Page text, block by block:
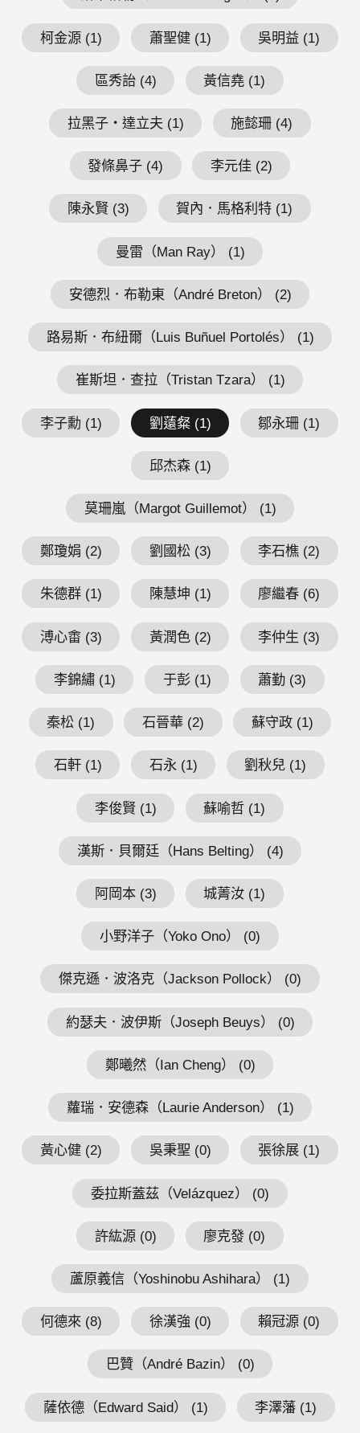
柯金源 (1) 蕭聖健 (1) 吳明益 (1)
區秀詒 (4) 黃信堯 (1)
拉黑子・達立夫 (1) 施懿珊 (4)
發條鼻子 (4) 李元佳 (2)
陳永賢 (3) 賀內．馬格利特 (1)
曼雷（Man Ray） (1)
安德烈．布勒東（André Breton） (2)
路易斯．布紐爾（Luis Buñuel Portolés） (1)
崔斯坦．查拉（Tristan Tzara） (1)
李子勳 (1) 劉薳粲 (1) 鄒永珊 (1)
邱杰森 (1)
莫珊嵐（Margot Guillemot） (1)
鄭瓊娟 (2) 劉國松 (3) 李石樵 (2)
朱德群 (1) 陳慧坤 (1) 廖繼春 (6)
溥心畬 (3) 黃潤色 (2) 李仲生 (3)
李錦繡 (1) 于彭 (1) 蕭勤 (3)
秦松 (1) 石晉華 (2) 蘇守政 (1)
石軒 (1) 石永 (1) 劉秋兒 (1)
李俊賢 (1) 蘇喻哲 (1)
漢斯．貝爾廷（Hans Belting） (4)
阿岡本 (3) 城菁汝 (1)
小野洋子（Yoko Ono） (0)
傑克遜．波洛克（Jackson Pollock） (0)
約瑟夫．波伊斯（Joseph Beuys） (0)
鄭曦然（Ian Cheng） (0)
蘿瑞．安德森（Laurie Anderson） (1)
黃心健 (2) 吳秉聖 (0) 張徐展 (1)
委拉斯蓋茲（Velázquez） (0)
許紘源 (0) 廖克發 (0)
蘆原義信（Yoshinobu Ashihara） (1)
何德來 (8) 徐漢強 (0) 賴冠源 (0)
巴贊（André Bazin） (0)
薩依德（Edward Said） (1) 李澤藩 (1)